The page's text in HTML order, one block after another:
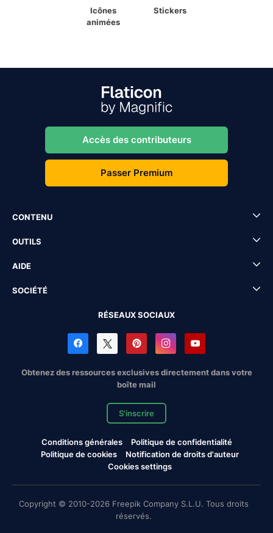
Icônes
animées
Stickers
Accès des contributeurs
Passer Premium
CONTENU
OUTILS
AIDE
SOCIÉTÉ
RÉSEAUX SOCIAUX
Obtenez des ressources exclusives directement dans votre
boîte mail
S'inscrire
Conditions générales
Politique de confidentialité
Politique de cookies
Notification de droits d'auteur
Cookies settings
Copyright © 2010-2026 Freepik Company S.L.U. Tous droits
réservés.